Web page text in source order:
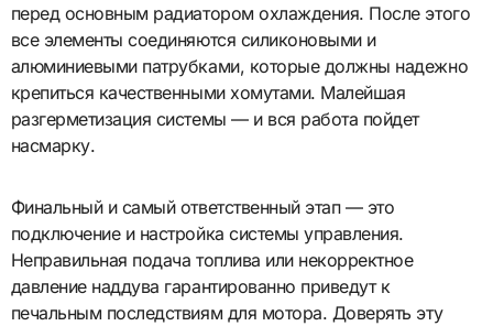
перед основным радиатором охлаждения. После этого
все элементы соединяются силиконовыми и
алюминиевыми патрубками, которые должны надежно
крепиться качественными хомутами. Малейшая
разгерметизация системы — и вся работа пойдет
насмарку.
Финальный и самый ответственный этап — это
подключение и настройка системы управления.
Неправильная подача топлива или некорректное
давление наддува гарантированно приведут к
печальным последствиям для мотора. Доверять эту